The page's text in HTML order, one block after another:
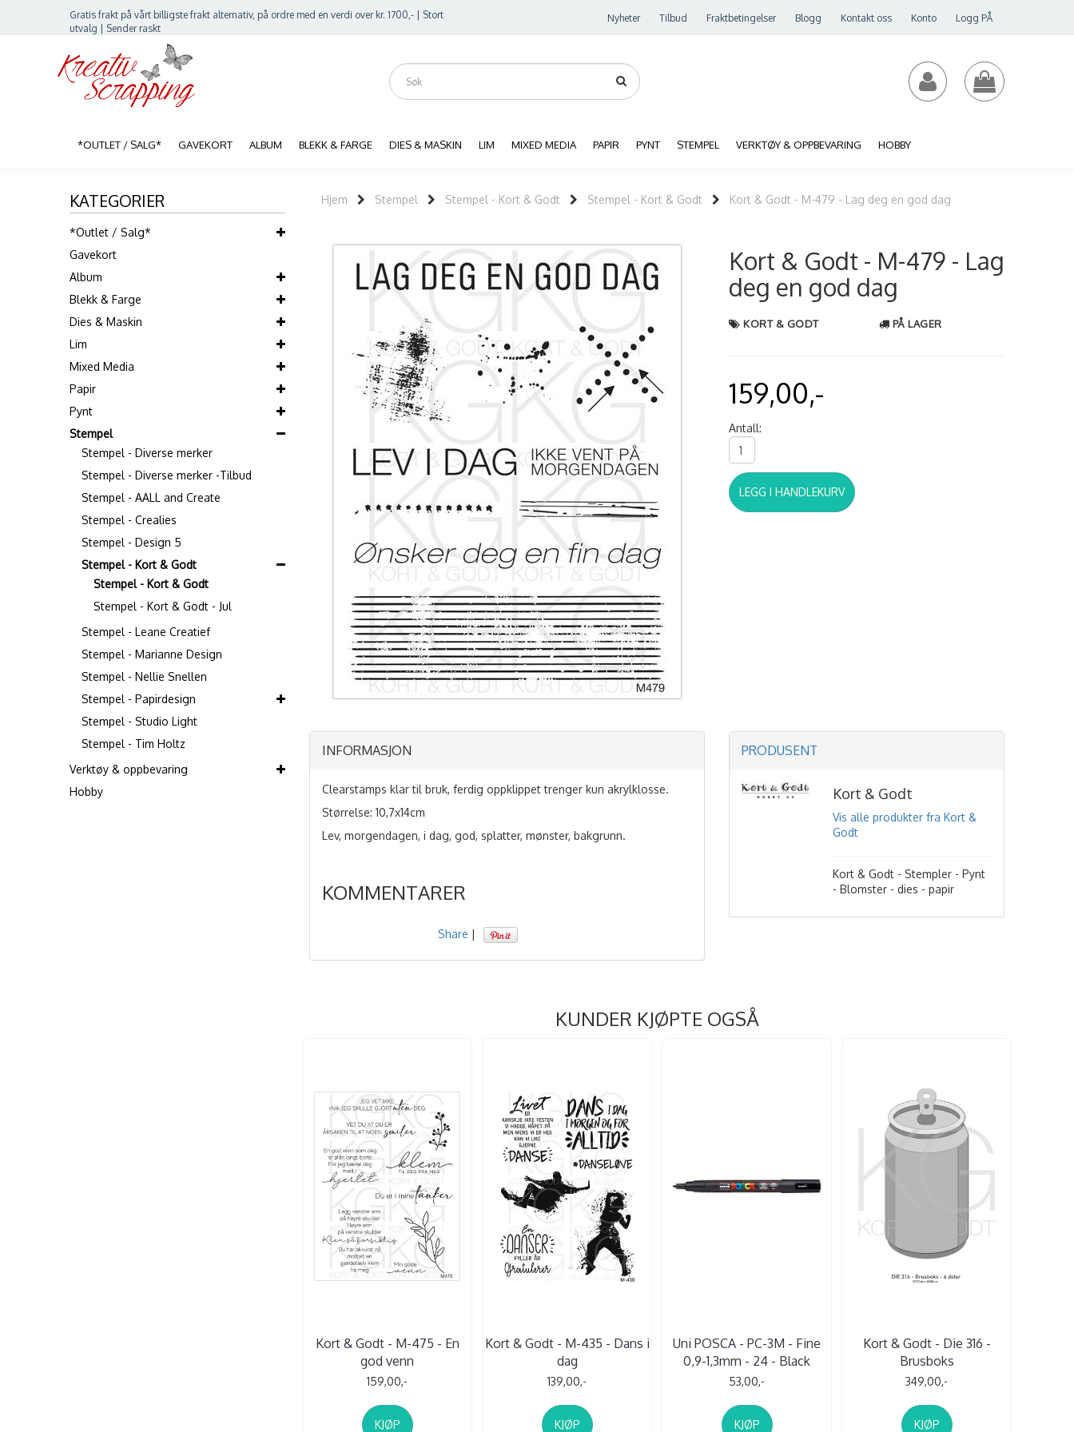
Gratis frakt på vårt billigste frakt alternativ, på ordre med en verdi over kr. 1700,- | Stort
utvalg | Sender raskt
Nyheter Tilbud Fraktbetingelser Blogg Kontakt oss Konto Logg PÅ
*OUTLET / SALG* GAVEKORT ALBUM BLEKK & FARGE DIES & MASKIN LIM MIXED MEDIA PAPIR PYNT STEMPEL VERKTØY & OPPBEVARING HOBBY
KATEGORIER
*Outlet / Salg*
Gavekort
Album
Blekk & Farge
Dies & Maskin
Lim
Mixed Media
Papir
Pynt
Stempel
Stempel - Diverse merker
Stempel - Diverse merker -Tilbud
Stempel - AALL and Create
Stempel - Crealies
Stempel - Design 5
Stempel - Kort & Godt
Stempel - Kort & Godt
Stempel - Kort & Godt - Jul
Stempel - Leane Creatief
Stempel - Marianne Design
Stempel - Nellie Snellen
Stempel - Papirdesign
Stempel - Studio Light
Stempel - Tim Holtz
Verktøy & oppbevaring
Hobby
Hjem Stempel Stempel - Kort & Godt Stempel - Kort & Godt Kort & Godt - M-479 - Lag deg en god dag
Kort & Godt - M-479 - Lag
deg en god dag
KORT & GODT PÅ LAGER
159,00,-
Antall:
LEGG I HANDLEKURV
INFORMASJON
Clearstamps klar til bruk, ferdig oppklippet trenger kun akrylklosse.
Størrelse: 10,7x14cm
Lev, morgendagen, i dag, god, splatter, mønster, bakgrunn.
KOMMENTARER
Share |
PRODUSENT
Kort & Godt
Vis alle produkter fra Kort &
Godt
Kort & Godt - Stempler - Pynt
- Blomster - dies - papir
KUNDER KJØPTE OGSÅ
Kort & Godt - M-475 - En
god venn
159,00,-
KJØP
Kort & Godt - M-435 - Dans i
dag
139,00,-
KJØP
Uni POSCA - PC-3M - Fine
0,9-1,3mm - 24 - Black
53,00,-
KJØP
Kort & Godt - Die 316 -
Brusboks
349,00,-
KJØP